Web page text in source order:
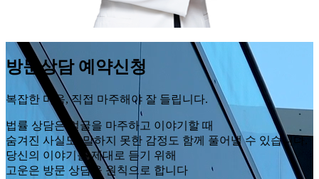
방문상담 예약신청
복잡한 마음, 직접 마주해야 잘 들립니다.
법률 상담은 얼굴을 마주하고 이야기할 때
숨겨진 사실도, 말하지 못한 감정도 함께 풀어낼 수 있습니다.
당신의 이야기를 제대로 듣기 위해
고운은 방문 상담을 원칙으로 합니다